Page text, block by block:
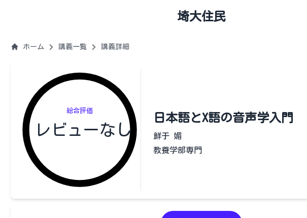
埼大住民
ホーム 講義一覧 講義詳細
総合評価
レビューなし
日本語とX語の音声学入門
鮮于 媚
教養学部専門